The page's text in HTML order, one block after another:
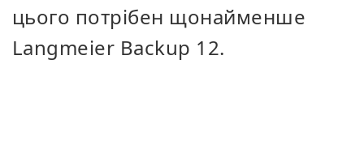
цього потрібен щонайменше
Langmeier Backup 12.